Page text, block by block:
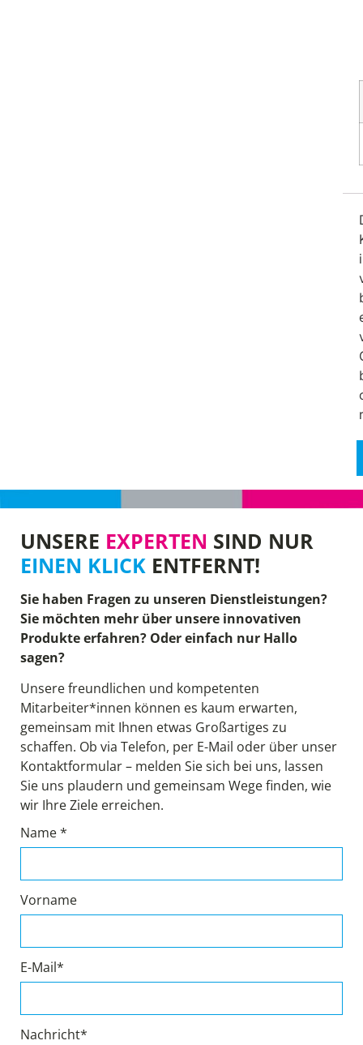
UNSERE EXPERTEN SIND NUR
EINEN KLICK ENTFERNT!
Sie haben Fragen zu unseren Dienstleistungen?
Sie möchten mehr über unsere innovativen
Produkte erfahren? Oder einfach nur Hallo
sagen?
Unsere freundlichen und kompetenten
Mitarbeiter*innen können es kaum erwarten,
gemeinsam mit Ihnen etwas Großartiges zu
schaffen. Ob via Telefon, per E-Mail oder über unser
Kontaktformular – melden Sie sich bei uns, lassen
Sie uns plaudern und gemeinsam Wege finden, wie
wir Ihre Ziele erreichen.
Name *
Vorname
E-Mail*
Nachricht*